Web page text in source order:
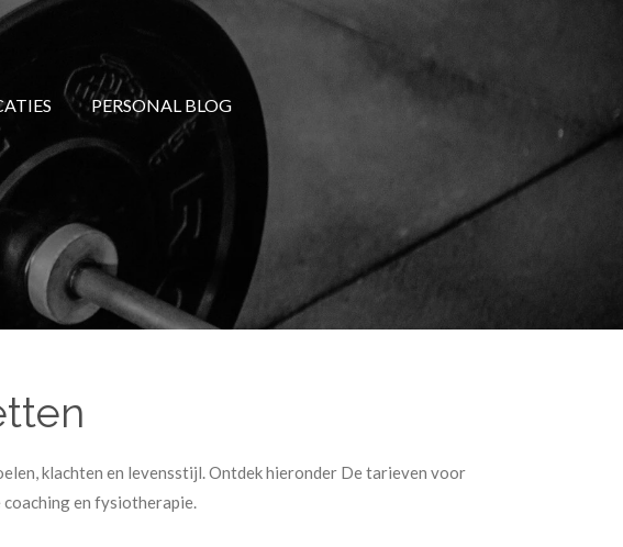
PERSONAL BLOG
klachten en levensstijl. Ontdek hieronder De tarieven voor
en fysiotherapie.